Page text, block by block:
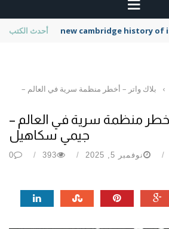
أحدث الكتب new cambridge history of
›
بلاك واتر – أخطر منظمة سرية في العالم –
أخطر منظمة سرية في العالم –
جيمي سكاهيل
نوفمبر 5, 2025 393
0